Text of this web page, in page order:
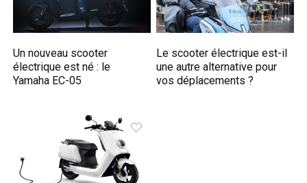
Un nouveau scooter
électrique est né : le
Yamaha EC-05
Le scooter électrique est-il
une autre alternative pour
vos déplacements ?